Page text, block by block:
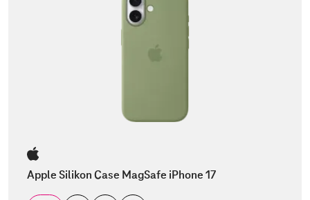
Apple Silikon Case MagSafe iPhone 17